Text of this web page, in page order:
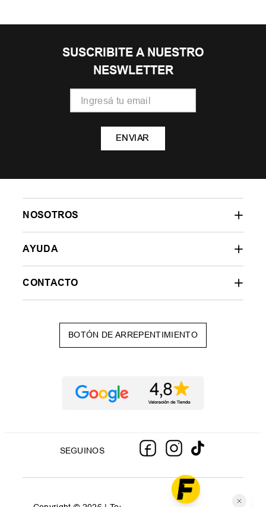
SUSCRIBITE A NUESTRO
NESWLETTER
ENVIAR
NOSOTROS
AYUDA
CONTACTO
BOTÓN DE ARREPENTIMIENTO
SEGUINOS